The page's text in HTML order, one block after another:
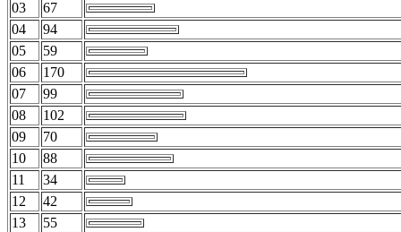
03
67
04
94
05
59
06
170
07
99
08
102
09
70
10
88
11
34
12
42
13
55